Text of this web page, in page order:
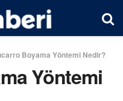
Boyama Yöntemi Nedir?
Yöntemi